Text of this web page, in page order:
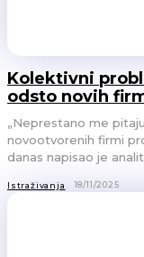
Kolektivni
odsto novih
„Neprestano me
novootvorenih firmi
danas napisao je
Istraživanja 18/11/2025